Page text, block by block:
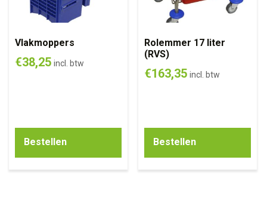
Vlakmoppers
€38,25 incl. btw
Bestellen
Rolemmer 17 liter
(RVS)
€163,35 incl. btw
Bestellen